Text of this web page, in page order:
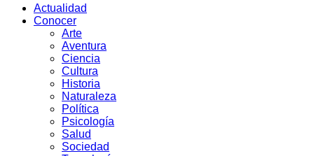
Actualidad
Conocer
Arte
Aventura
Ciencia
Cultura
Historia
Naturaleza
Política
Psicología
Salud
Sociedad